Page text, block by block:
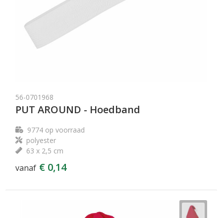
56-0701968
PUT AROUND - Hoedband
9774op voorraad
polyester
63 x 2,5 cm
vanaf € 0,14